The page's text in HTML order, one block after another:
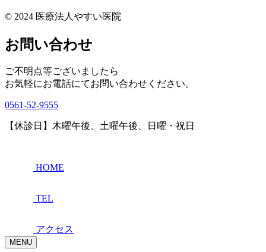
© 2024 医療法人やすい医院
お問い合わせ
ご不明点等ございましたら
お気軽にお電話にてお問い合わせください。
0561-52-9555
【休診日】木曜午後、土曜午後、日曜・祝日
HOME
TEL
アクセス
MENU